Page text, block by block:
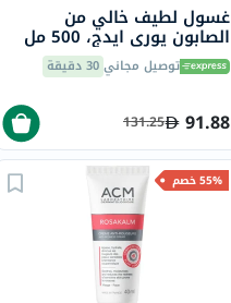
غسول لطيف خالي من
الصابون يوري ايدج، 500 مل
توصيل مجاني30 دقيقة
91.88
131.25
55% خصم